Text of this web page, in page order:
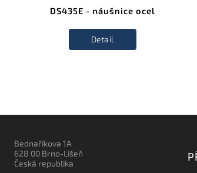
DS435E - náušnice ocel
Detail
Bednaříkova 1A
628 00 Brno-Líšeň
Česká republika